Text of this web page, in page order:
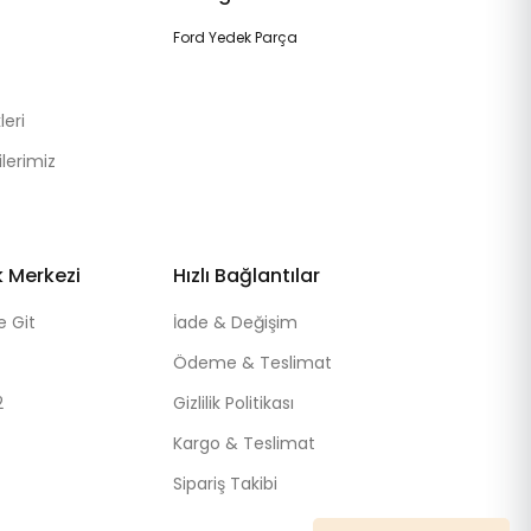
Ford Yedek Parça
Merkezi
Git
Hızlı Bağlantılar
İade & Değişim
Ödeme & Teslimat
Gizlilik Politikası
Kargo & Teslimat
Sipariş Takibi